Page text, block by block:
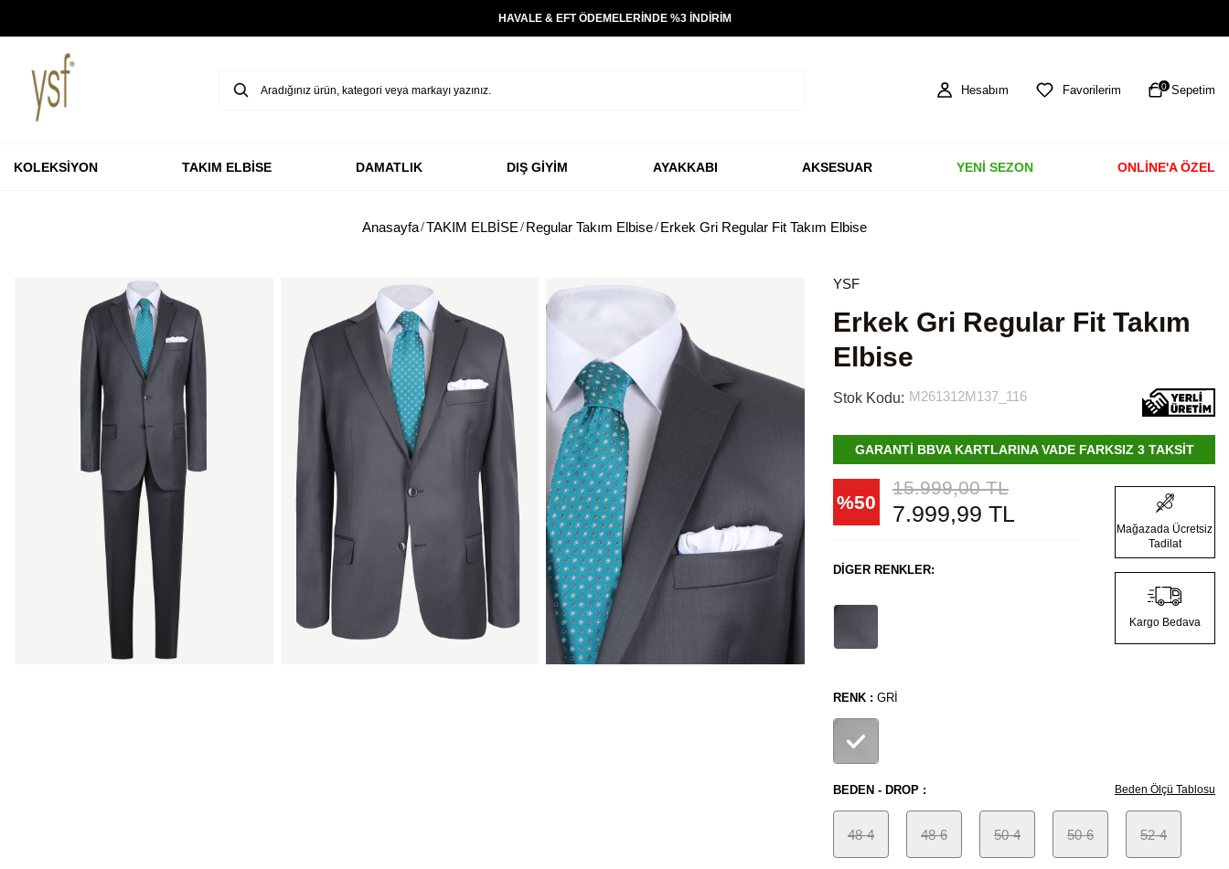
HAVALE & EFT ÖDEMELERİNDE %3 İNDİRİM
Hesabım Favorilerim 0 Sepetim
KOLEKSİYON TAKIM ELBİSE DAMATLIK DIŞ GİYİM AYAKKABI AKSESUAR YENİ SEZON ONLİNE'A ÖZEL
Anasayfa TAKIM ELBİSE Regular Takım Elbise Erkek Gri Regular Fit Takım Elbise
YSF
Erkek Gri Regular Fit Takım
Elbise
Stok Kodu: M261312M137_116
GARANTİ BBVA KARTLARINA VADE FARKSIZ 3 TAKSİT
%50
15.999,00TL
7.999,99 TL
DIGER RENKLER:
Mağazada Ücretsiz
Tadilat
Kargo Bedava
RENK : GRI
BEDEN - DROP : Beden Ölçü Tablosu
48-4 48-6 50-4 50-6 52-4